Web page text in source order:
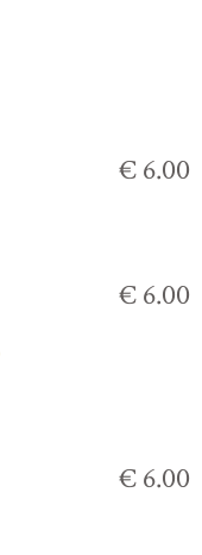
€ 6.00
€ 6.00
€ 6.00